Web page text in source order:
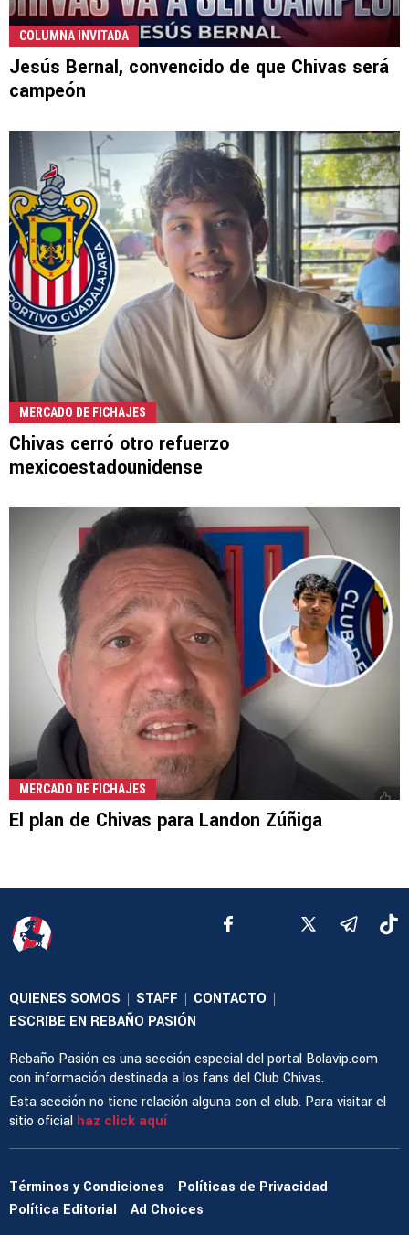
COLUMNA INVITADA
Jesús Bernal, convencido de que Chivas será
campeón
MERCADO DE FICHAJES
Chivas cerró otro refuerzo
mexicoestadounidense
MERCADO DE FICHAJES
El plan de Chivas para Landon Zúñiga
QUIENES SOMOS STAFF CONTACTO
ESCRIBE EN REBAÑO PASIÓN
Rebaño Pasión es una sección especial del portal Bolavip.com
con información destinada a los fans del Club Chivas.
Esta sección no tiene relación alguna con el club. Para visitar el
sitio oficial haz click aquí
Términos y Condiciones
Políticas de Privacidad
Política Editorial
Ad Choices